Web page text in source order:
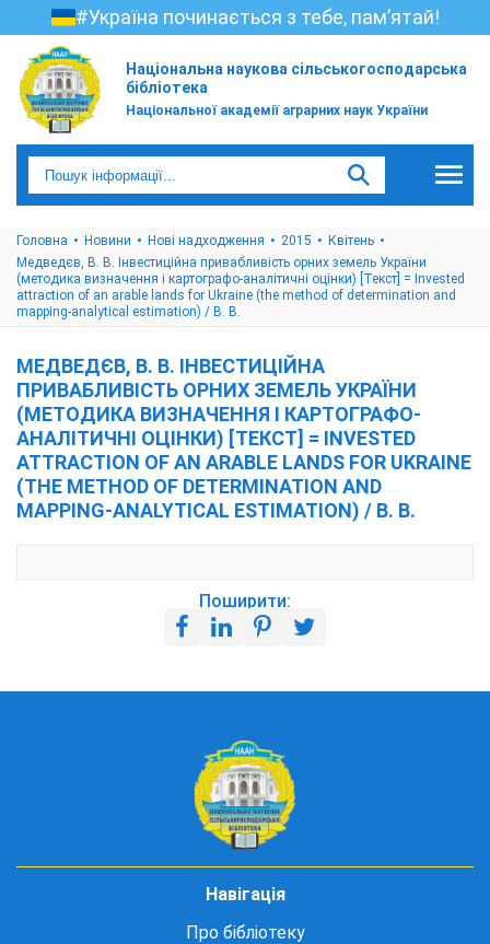
#Україна починається з тебе, пам’ятай!
Національна наукова сільськогосподарська
бібліотека
Національної академії аграрних наук України
Головна Новини Нові надходження 2015
Квітень
Медведєв, В. В. Інвестиційна привабливість орних земель України
(методика визначення і картографо-аналітичні оцінки) [Текст] = Invested
attraction of an arable lands for Ukraine (the method of determination and
mapping-analytical estimation) / В. В.
МЕДВЕДЄВ, В. В. ІНВЕСТИЦІЙНА
ПРИВАБЛИВІСТЬ ОРНИХ ЗЕМЕЛЬ УКРАЇНИ
(МЕТОДИКА ВИЗНАЧЕННЯ І КАРТОГРАФО-
АНАЛІТИЧНІ ОЦІНКИ) [ТЕКСТ] = INVESTED
ATTRACTION OF AN ARABLE LANDS FOR UKRAINE
(THE METHOD OF DETERMINATION AND
MAPPING-ANALYTICAL ESTIMATION) / В. В.
Поширити:
Навігація
Про бібліотеку